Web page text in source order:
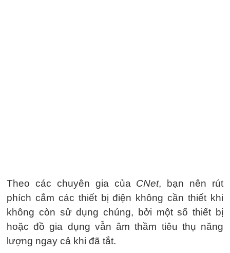
Theo các chuyên gia của CNet, bạn nên rút
phích cắm các thiết bị điện không cần thiết khi
không còn sử dụng chúng, bởi một số thiết bị
hoặc đồ gia dụng vẫn âm thầm tiêu thụ năng
lượng ngay cả khi đã tắt.